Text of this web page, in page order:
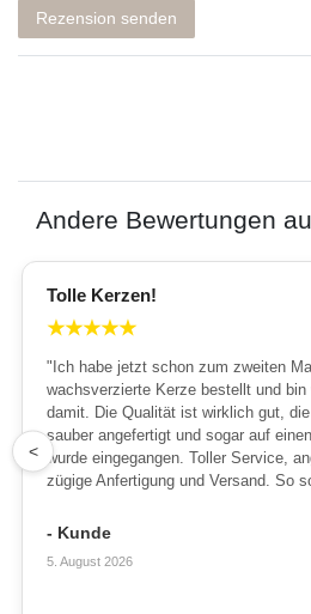
Rezension senden
Andere Bewertungen
Tolle Kerzen!
★★★★★
"Ich habe jetzt schon zum zweiten
wachsverzierte Kerze bestellt und bin
damit. Die Qualität ist wirklich gut,
sauber angefertigt und sogar auf
wurde eingegangen. Toller Service,
zügige Anfertigung und Versand. So
- Kunde
5. August 2026
<